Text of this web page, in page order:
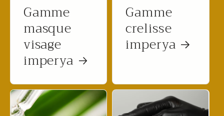
Gamme
masque
visage
imperya
Gamme
crelisse
imperya